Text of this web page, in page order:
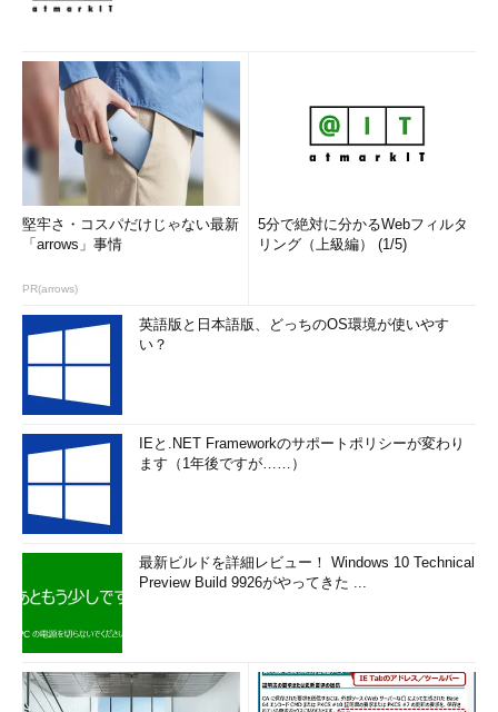
堅牢さ・コスパだけじゃない最新
「arrows」事情
PR(arrows)
5分で絶対に分かるWebフィルタ
リング（上級編） (1/5)
英語版と日本語版、どっちのOS環境が使いやす
い？
IEと.NET Frameworkのサポートポリシーが変わり
ます（1年後ですが……）
最新ビルドを詳細レビュー！ Windows 10 Technical
Preview Build 9926がやってきた ...